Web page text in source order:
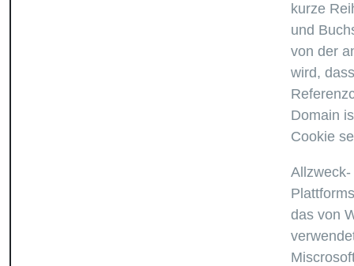
kurze
und
von der
wird,
Domain
Cookie
Allzweck-
das von